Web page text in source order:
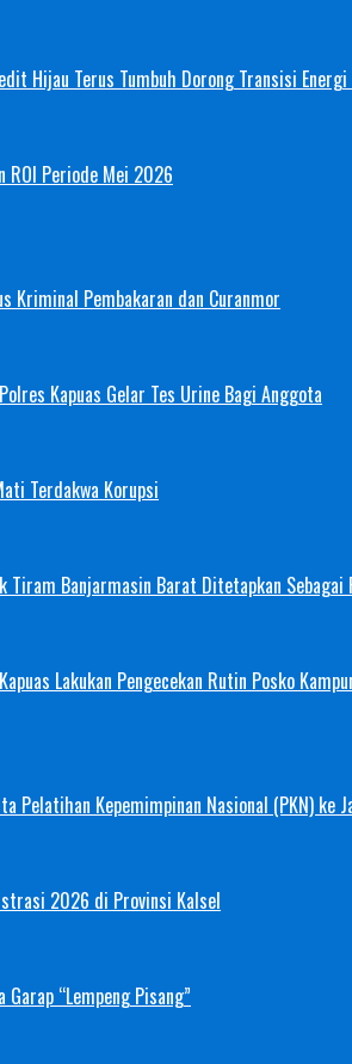
Hijau Terus Tumbuh Dorong Transisi
ROI Periode Mei 2026
Kriminal Pembakaran dan Curanmor
Kapuas Gelar Tes Urine Bagi Anggota
Terdakwa Korupsi
Tiram Banjarmasin Barat Ditetapkan
Lakukan Pengecekan Rutin Posko
Pelatihan Kepemimpinan Nasional (PKN) ke
2026 di Provinsi Kalsel
“Lempeng Pisang”